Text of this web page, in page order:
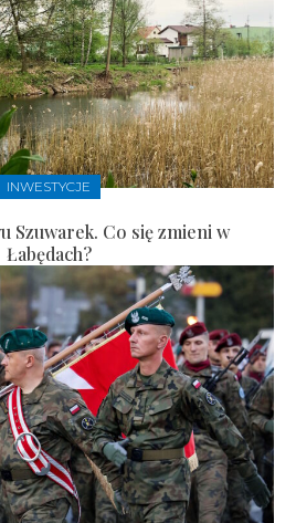
INWESTYCJE
Szuwarek. Co się zmieni w
Łabędach?